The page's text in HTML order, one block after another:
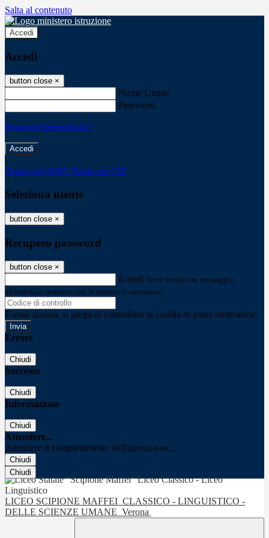
Salta al contenuto
Accedi
Accedi
button close ×
Nome Utente
Password
Password dimenticata?
-
Entra con SPID Entra con CIE
Seleziona utente
button close ×
Recupero password
button close ×
E-mail Verrà inviato un messaggio
all'indirizzo indicato con le istruzioni necessarie.
E-mail inviata, si prega di controllare la casella di posta elettronica!
Errore
Chiudi
Successo
Chiudi
Informazione
Chiudi
Attendere...
Attendere il completamento dell'operazione...
Chiudi
Chiudi
LICEO SCIPIONE MAFFEI CLASSICO - LINGUISTICO -
DELLE SCIENZE UMANE Verona